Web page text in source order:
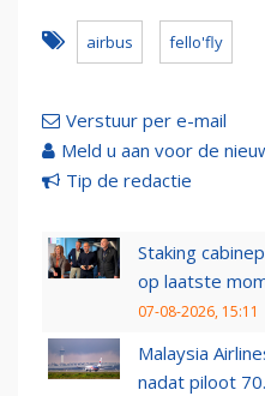
airbus fello'fly
Verstuur per e-mail
Meld u aan voor de
Tip de redactie
Staking
op laatste
07-08-2026, 15:11
Malaysia
nadat piloot